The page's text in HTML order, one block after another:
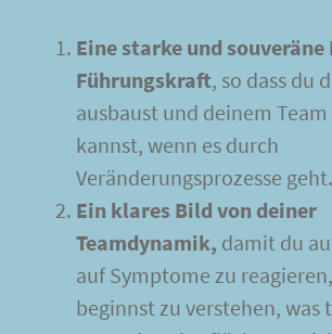
Eine starke und
Führungskraft, so dass du
ausbaust und deinem
kannst, wenn es durch
Veränderungsprozesse geht.
Ein klares Bild von deiner
Teamdynamik, damit du
auf Symptome zu
beginnst zu verstehen, was